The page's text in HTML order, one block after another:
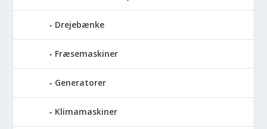
Drejebænke
Fræsemaskiner
Generatorer
Klimamaskiner